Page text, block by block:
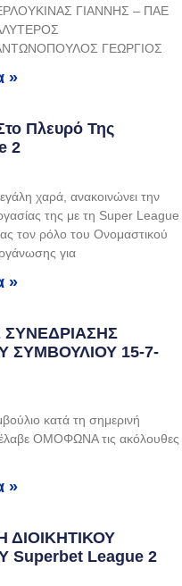
ΓΙΑΝΝΗΣ – ΠΑΕ
ΓΕΩΡΓΙΟΣ
»
Πλευρό Της
2
χαρά, ανακοινώνει την
της με τη Super League
τον ρόλο του Ονομαστικού
για
»
ΣΥΜΒΟΥΛΙΟΥ 15-7-
κατά τη σημερινή
ΟΜΟΦΩΝΑ τις ακόλουθες
»
ΔΙΟΙΚΗΤΙΚΟΥ
Superbet League 2